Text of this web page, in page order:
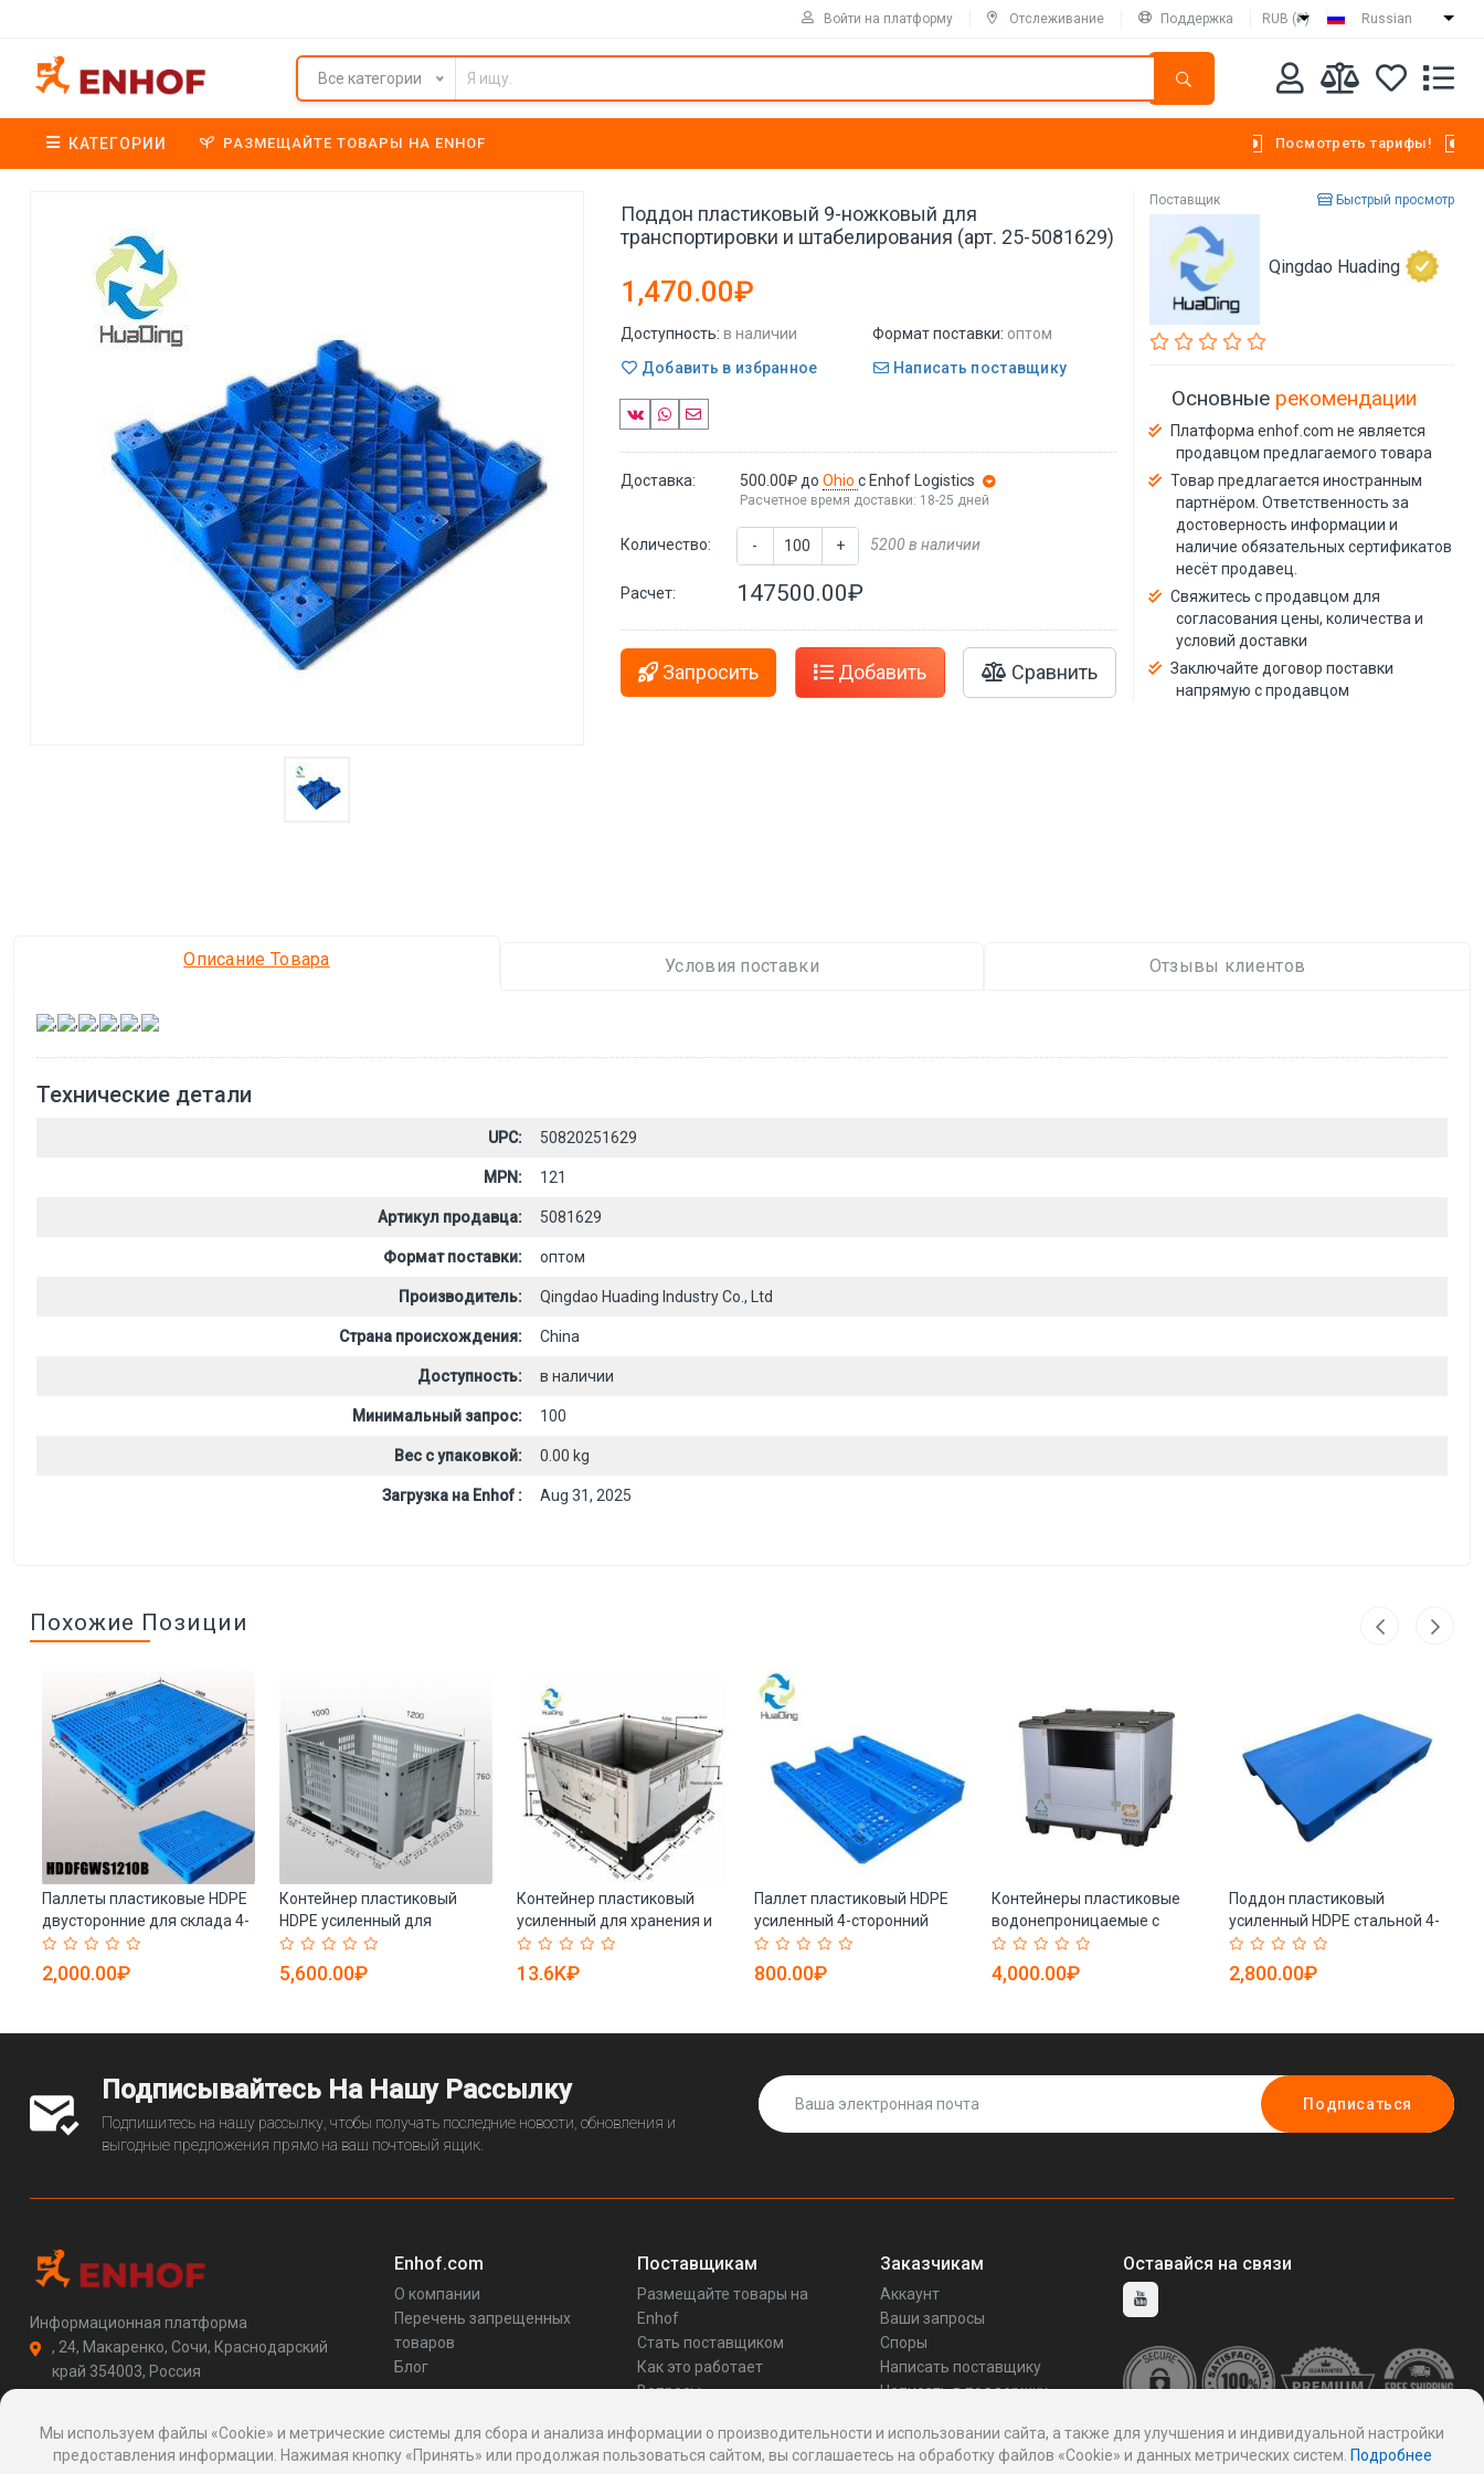
Войти на платформу Отслеживание Поддержка RUB (₽) Russian
Все категории
КАТЕГОРИИ РАЗМЕЩАЙТЕ ТОВАРЫ НА ENHOF Посмотреть тарифы!
Поддон пластиковый 9-ножковый для
транспортировки и штабелирования (арт. 25-5081629)
1,470.00₽
Доступность: в наличии Формат поставки: оптом
Добавить в избранное
Написать поставщику
Доставка: 500.00₽ доOhioс Enhof Logistics
Расчетное время доставки: 18-25 дней
Количество: - + 5200 в наличии
Расчет: 147500.00₽
Запросить Добавить Сравнить
Поставщик Быстрый просмотр
Qingdao Huading
Основные рекомендации
Платформа enhof.com не является
продавцом предлагаемого товара
Товар предлагается иностранным
партнёром. Ответственность за
достоверность информации и
наличие обязательных сертификатов
несёт продавец.
Свяжитесь с продавцом для
согласования цены, количества и
условий доставки
Заключайте договор поставки
напрямую с продавцом
Описание Товара Условия поставки Отзывы клиентов
, , , , ,
Технические детали
UPC: 50820251629
MPN: 121
Артикул продавца: 5081629
Формат поставки: оптом
Производитель: Qingdao Huading Industry Co., Ltd
Страна происхождения: China
Доступность: в наличии
Минимальный запрос: 100
Вес с упаковкой: 0.00 kg
Загрузка на Enhof : Aug 31, 2025
Похожие Позиции
Паллеты пластиковые HDPE
двусторонние для склада 4-
сторонние (арт. 25-5081519)
2,000.00₽
Контейнер пластиковый
HDPE усиленный для
фруктов 1200x1000x760 мм
(арт. 25-5081447)
5,600.00₽
Контейнер пластиковый
усиленный для хранения и
транспортировки (арт. 25-
5081649)
13.6K₽
Паллет пластиковый HDPE
усиленный 4-сторонний
односторонний (арт. 25-
5081809)
800.00₽
Контейнеры пластиковые
водонепроницаемые с
крышкой для хранения (арт.
25-5081452)
4,000.00₽
Поддон пластиковый
усиленный HDPE стальной 4-
сторонний (арт. 25-5081491)
2,800.00₽
Подписывайтесь На Нашу Рассылку
Подпишитесь на нашу рассылку, чтобы получать последние новости, обновления и
выгодные предложения прямо на ваш почтовый ящик.
Подписаться
Информационная платформа
, 24, Макаренко, Сочи, Краснодарский
край 354003, Россия
http://enhof.com
Enhof.com
О компании
Перечень запрещенных
товаров
Блог
Поставщикам
Размещайте товары на
Enhof
Стать поставщиком
Как это работает
Вопросы
Заказчикам
Аккаунт
Ваши запросы
Споры
Написать поставщику
Написать в поддержку
Оставайся на связи
Мы используем файлы «Cookie» и метрические системы для сбора и анализа информации о производительности и использовании сайта, а также для улучшения и индивидуальной настройки
предоставления информации. Нажимая кнопку «Принять» или продолжая пользоваться сайтом, вы соглашаетесь на обработку файлов «Cookie» и данных метрических систем. Подробнее